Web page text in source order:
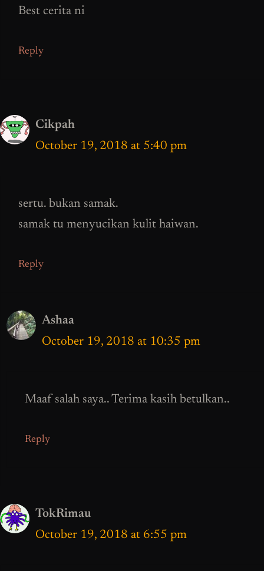
Best cerita ni
Reply
Cikpah
October 19, 2018 at 5:40 pm
sertu. bukan samak.
samak tu menyucikan kulit haiwan.
Reply
Ashaa
October 19, 2018 at 10:35 pm
Maaf salah saya.. Terima kasih betulkan..
Reply
TokRimau
October 19, 2018 at 6:55 pm